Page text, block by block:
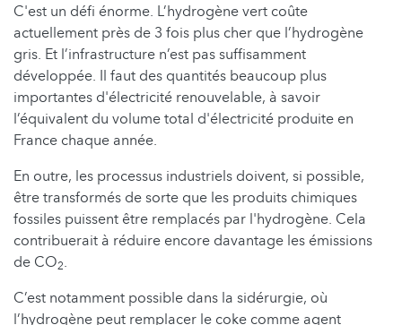
C'est un défi énorme. L’hydrogène vert coûte
actuellement près de 3 fois plus cher que l’hydrogène
gris. Et l’infrastructure n’est pas suffisamment
développée. Il faut des quantités beaucoup plus
importantes d'électricité renouvelable, à savoir
l’équivalent du volume total d'électricité produite en
France chaque année.
En outre, les processus industriels doivent, si possible,
être transformés de sorte que les produits chimiques
fossiles puissent être remplacés par l'hydrogène. Cela
contribuerait à réduire encore davantage les émissions
de CO2.
C’est notamment possible dans la sidérurgie, où
l’hydrogène peut remplacer le coke comme agent